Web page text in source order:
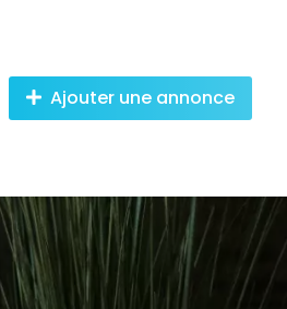
Ajouter une annonce